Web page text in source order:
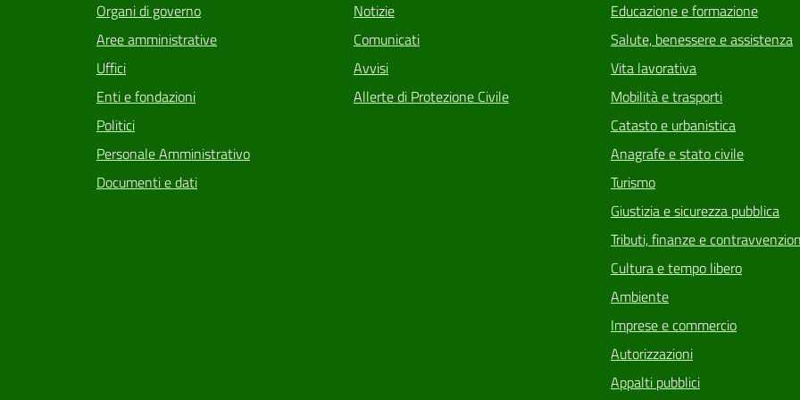
Organi di governo
Aree amministrative
Uffici
Enti e fondazioni
Politici
Personale Amministrativo
Documenti e dati
Notizie
Comunicati
Avvisi
Allerte di Protezione Civile
Educazione e formazione
Salute, benessere e assistenza
Vita lavorativa
Mobilità e trasporti
Catasto e urbanistica
Anagrafe e stato civile
Turismo
Giustizia e sicurezza pubblica
Tributi, finanze e
Cultura e tempo libero
Ambiente
Imprese e commercio
Autorizzazioni
Appalti pubblici